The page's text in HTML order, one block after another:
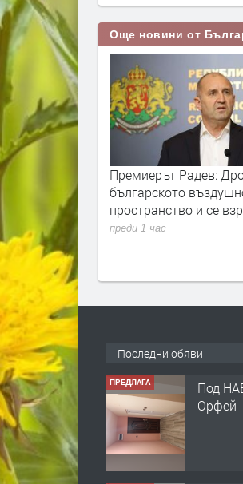
Още новини от
–
Премиерът Радев: Дрон
българското въздушно
пространство и се взриви
преди 1 час
Последни обяви
Орфей